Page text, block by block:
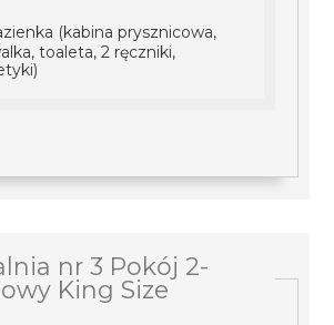
(kabina prysznicowa,
toaleta, 2 ręczniki,
nr 3 Pokój 2-
King Size